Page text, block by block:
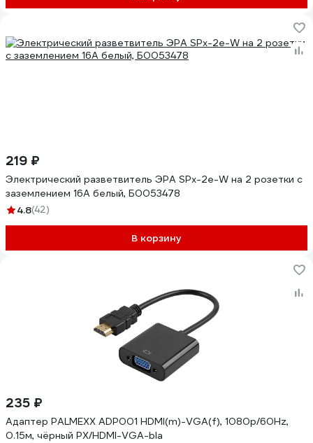
219 ₽
Электрический разветвитель ЭРА SPx-2e-W на 2 розетки с
заземлением 16А белый, Б0053478
4.8(42)
В корзину
235 ₽
Адаптер PALMEXX ADP001 HDMI(m)-VGA(f), 1080p/60Hz,
0.15м, чёрный PX/HDMI-VGA-bla